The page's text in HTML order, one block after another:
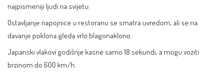
najpismeniji ljudi na svijetu.
Ostavljanje napojnice u restoranu se smatra uvredom, ali se na
davanje poklona gleda vrlo blagonaklono.
Japanski vlakovi godišnje kasne samo 18 sekundi, a mogu voziti
brzinom do 600 km/h.